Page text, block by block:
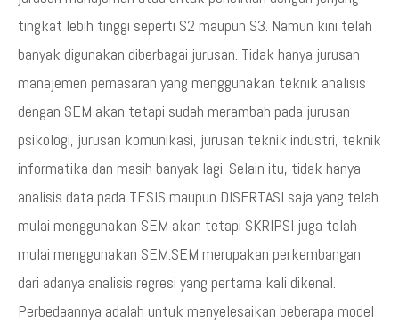
tingkat lebih tinggi seperti S2 maupun S3. Namun kini telah
banyak digunakan diberbagai jurusan. Tidak hanya jurusan
manajemen pemasaran yang menggunakan teknik analisis
dengan SEM akan tetapi sudah merambah pada jurusan
psikologi, jurusan komunikasi, jurusan teknik industri, teknik
informatika dan masih banyak lagi. Selain itu, tidak hanya
analisis data pada TESIS maupun DISERTASI saja yang telah
mulai menggunakan SEM akan tetapi SKRIPSI juga telah
mulai menggunakan SEM.SEM merupakan perkembangan
dari adanya analisis regresi yang pertama kali dikenal.
Perbedaannya adalah untuk menyelesaikan beberapa model